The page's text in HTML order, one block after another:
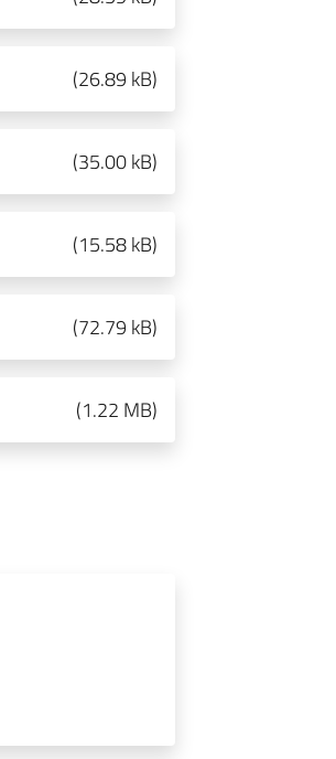
(26.89 kB)
(35.00 kB)
(15.58 kB)
(72.79 kB)
(1.22 MB)